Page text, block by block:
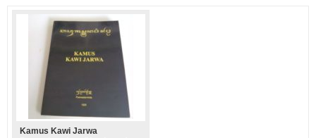
Kamus Kawi Jarwa